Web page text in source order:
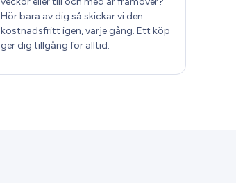
Hör bara av dig så skickar vi den
kostnadsfritt igen, varje gång. Ett köp
ger dig tillgång för alltid.